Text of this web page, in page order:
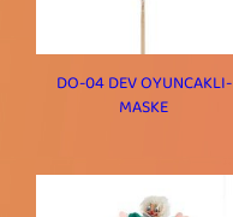
DO-04 DEV OYUNCAKLI-
MASKE